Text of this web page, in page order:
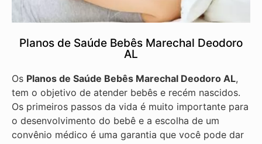
Planos de Saúde Bebês Marechal Deodoro
AL
Os Planos de Saúde Bebês Marechal Deodoro AL,
tem o objetivo de atender bebês e recém nascidos.
Os primeiros passos da vida é muito importante para
o desenvolvimento do bebê e a escolha de um
convênio médico é uma garantia que você pode dar